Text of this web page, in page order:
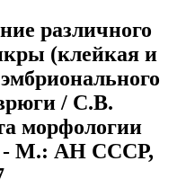
различного
(клейкая и
/ С.В.
морфологии
- М.: АН СССР,